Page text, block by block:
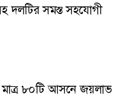
দলটির সমস্ত সহযোগী
মাত্র ৮০টি আসনে জয়লাভ